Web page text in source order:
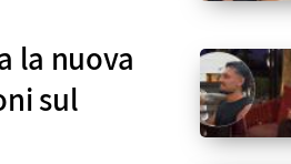
la nuova
sul